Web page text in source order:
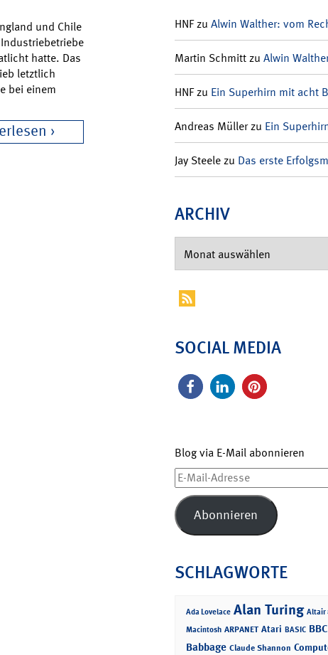
und Chile
hatte. Das
letztlich
bei einem
HNFzu Alwin Walther: vom
Martin Schmittzu Alwin
HNFzu Ein Superhirn mit acht
Andreas Müllerzu Ein
Jay Steelezu Das erste
ARCHIV
SOCIAL MEDIA
Blog via E-Mail abonnieren
E-
Mail-
Adresse
Abonnieren
SCHLAGWORTE
Ada Lovelace Alan Turing Altair
Macintosh ARPANET Atari BASIC BBC
Babbage Claude Shannon